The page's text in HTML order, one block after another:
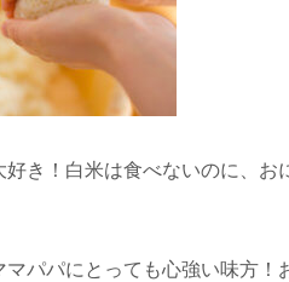
き！白米は食べないのに、お
パパにとっても心強い味方